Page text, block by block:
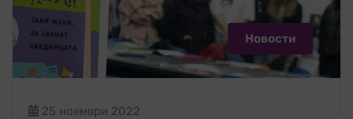
Новости
25 ноември 2022